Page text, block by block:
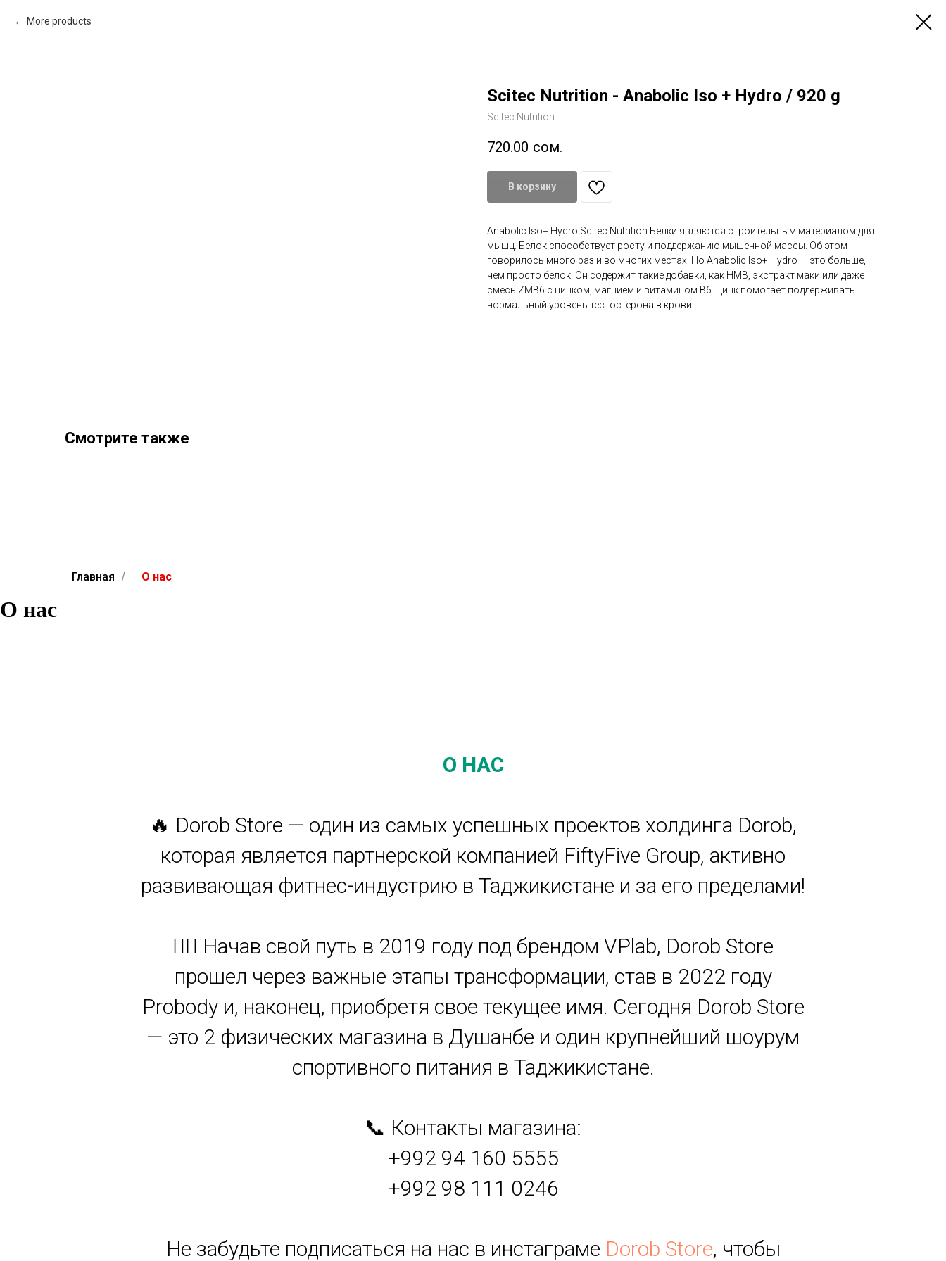
More products
Scitec Nutrition - Anabolic Iso + Hydro / 920 g
Scitec Nutrition
720.00 сом.
В корзину
Anabolic Iso+ Hydro Scitec Nutrition Белки являются строительным материалом для
мышц. Белок способствует росту и поддержанию мышечной массы. Об этом
говорилось много раз и во многих местах. Но Anabolic Iso+ Hydro — это больше,
чем просто белок. Он содержит такие добавки, как HMB, экстракт маки или даже
смесь ZMB6 с цинком, магнием и витамином B6. Цинк помогает поддерживать
нормальный уровень тестостерона в крови
Смотрите также
Главная / О нас
О нас
О НАС
🔥 Dorob Store — один из самых успешных проектов холдинга Dorob,
которая является партнерской компанией FiftyFive Group, активно
развивающая фитнес-индустрию в Таджикистане и за его пределами!
🏋️‍♂️ Начав свой путь в 2019 году под брендом VPlab, Dorob Store
прошел через важные этапы трансформации, став в 2022 году
Probody и, наконец, приобретя свое текущее имя. Сегодня Dorob Store
— это 2 физических магазина в Душанбе и один крупнейший шоурум
спортивного питания в Таджикистане.
📞 Контакты магазина:
+992 94 160 5555
+992 98 111 0246
Не забудьте подписаться на нас в инстаграме Dorob Store, чтобы